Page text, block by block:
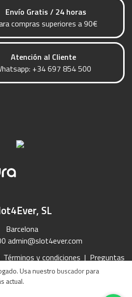
Usa nuestrobuscadorpara
actual.
Envío Gratis / 24 horas
compras superiores a 90€
Atención al Cliente
+34 697 854 500
SL
Barcelona
admin@slot4ever.com
Términos y condiciones | Preguntas
| Contacto